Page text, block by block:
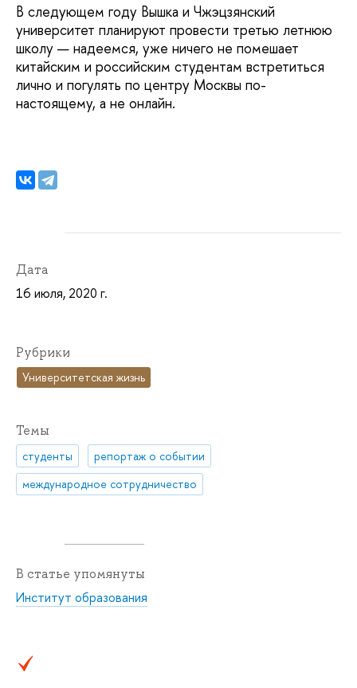
В следующем году Вышка и Чжэцзянский
университет планируют провести третью летнюю
школу — надеемся, уже ничего не помешает
китайским и российским студентам встретиться
лично и погулять по центру Москвы по-
настоящему, а не онлайн.
Дата
16 июля, 2020 г.
Рубрики
Университетская жизнь
Темы
студенты
репортаж о событии
международное сотрудничество
В статье упомянуты
Институт образования